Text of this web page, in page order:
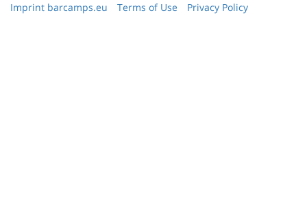
Imprint barcamps.eu Terms of Use Privacy Policy